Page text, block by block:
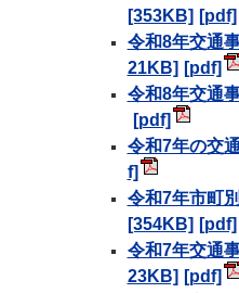
[353KB]
令和8年交通
21KB]
令和8年交通
令和7年の交
令和7年市町
[354KB]
令和7年交通
23KB]